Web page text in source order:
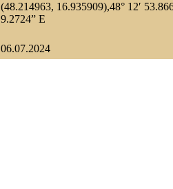
(48.214963, 16.935909),48° 12′
9.2724” E
06.07.2024